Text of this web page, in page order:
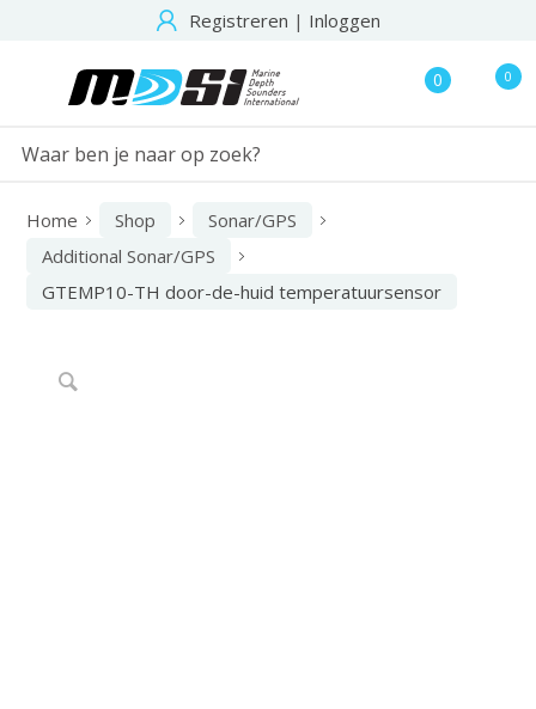
Registreren | Inloggen
0 0
Home Shop
Sonar/GPS
Additional Sonar/GPS
GTEMP10-TH door-de-huid temperatuursensor